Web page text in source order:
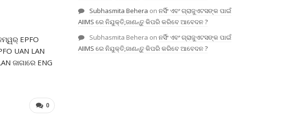
EPFO
UAN LAN
ଜାଗାରେ ENG
0
Subhasmita Behera on ନର୍ସିଂ ଏବଂ ଗ୍ରାଜୁଏଟସଙ୍କ ପାଇଁ
AIIMS ରେ ନିଯୁକ୍ତି,ଜାଣନ୍ତୁ କିପରି କରିବେ ଆବେଦନ ?
Subhasmita Behera on ନର୍ସିଂ ଏବଂ ଗ୍ରାଜୁଏଟସଙ୍କ ପାଇଁ
AIIMS ରେ ନିଯୁକ୍ତି,ଜାଣନ୍ତୁ କିପରି କରିବେ ଆବେଦନ ?